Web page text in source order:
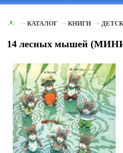
КАТАЛОГ КНИГИ
14 лесных мышей